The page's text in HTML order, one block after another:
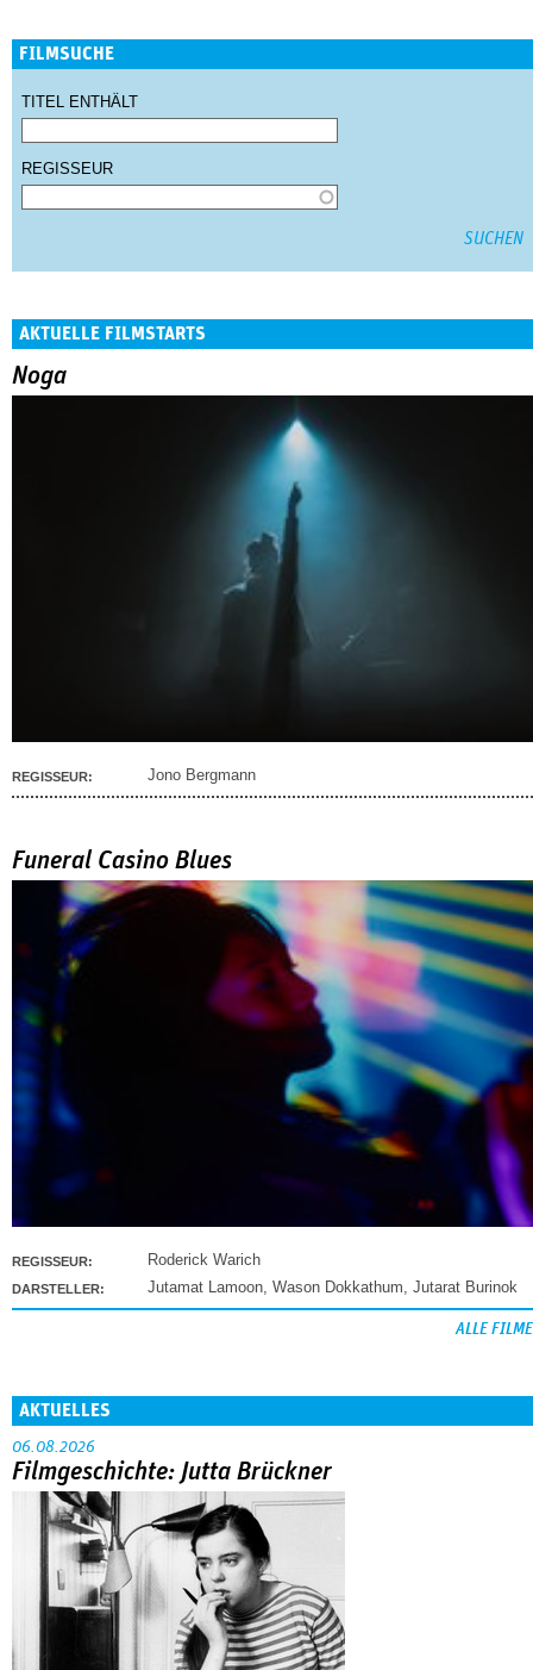
FILMSUCHE
TITEL ENTHÄLT
REGISSEUR
AKTUELLE FILMSTARTS
Noga
REGISSEUR: Jono Bergmann
Funeral Casino Blues
REGISSEUR: Roderick Warich
DARSTELLER: Jutamat Lamoon, Wason Dokkathum, Jutarat Burinok
ALLE FILME
AKTUELLES
06.08.2026
Filmgeschichte: Jutta Brückner